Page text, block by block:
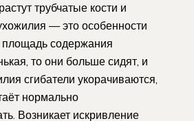
трубчатые кости и
— это особенности
площадь содержания
то они больше сидят, и
сгибатели укорачиваются,
нормально
Возникает искривление